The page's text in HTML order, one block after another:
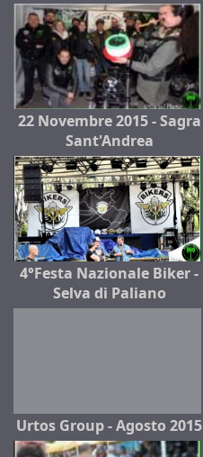
22 Novembre 2015 - Sagra
Sant'Andrea
4°Festa Nazionale Biker -
Selva di Paliano
Urtos Group - Agosto 2015